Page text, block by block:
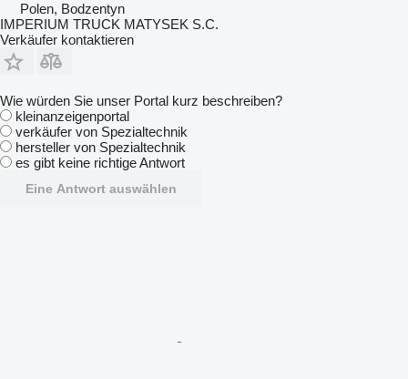
Polen, Bodzentyn
IMPERIUM TRUCK MATYSEK S.C.
Verkäufer kontaktieren
Wie würden Sie unser Portal kurz beschreiben?
kleinanzeigenportal
verkäufer von Spezialtechnik
hersteller von Spezialtechnik
es gibt keine richtige Antwort
Eine Antwort auswählen